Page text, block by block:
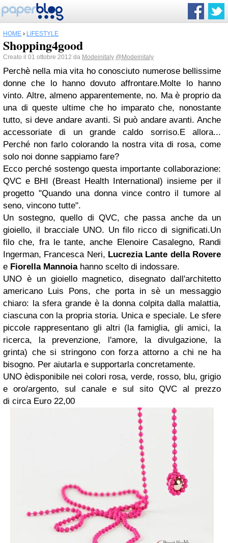
HOME › LIFESTYLE
Shopping4good
Creato il 01 ottobre 2012 da Modeinitaly @Modeinitaly
Perchè nella mia vita ho conosciuto numerose bellissime
donne che lo hanno dovuto affrontare.Molte lo hanno
vinto. Altre, almeno apparentemente, no. Ma è proprio da
una di queste ultime che ho imparato che, nonostante
tutto, si deve andare avanti. Si può andare avanti. Anche
accessoriate di un grande caldo sorriso.E allora...
Perché non farlo colorando la nostra vita di rosa, come
solo noi donne sappiamo fare?
Ecco perché sostengo questa importante collaborazione:
QVC e BHI (Breast Health International) insieme per il
progetto "Quando una donna vince contro il tumore al
seno, vincono tutte".
Un sostegno, quello di QVC, che passa anche da un
gioiello, il bracciale UNO. Un filo ricco di significati.Un
filo che, fra le tante, anche Elenoire Casalegno, Randi
Ingerman, Francesca Neri, Lucrezia Lante della Rovere
e Fiorella Mannoiahanno scelto di indossare.
UNO è un gioiello magnetico, disegnato dall'architetto
americano Luis Pons, che porta in sè un messaggio
chiaro: la sfera grande è la donna colpita dalla malattia,
ciascuna con la propria storia. Unica e speciale. Le sfere
piccole rappresentano gli altri (la famiglia, gli amici, la
ricerca, la prevenzione, l'amore, la divulgazione, la
grinta) che si stringono con forza attorno a chi ne ha
bisogno. Per aiutarla e supportarla concretamente.
UNO èdisponibile nei colori rosa, verde, rosso, blu, grigio
e oro/argento, sul canale e sul sito QVC al prezzo
di circa Euro 22,00